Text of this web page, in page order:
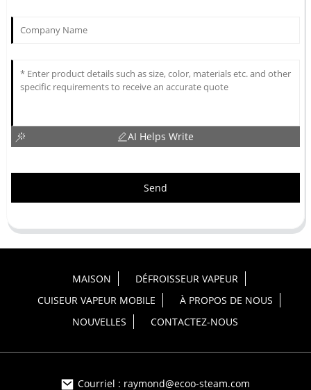
AI Helps Write
Send
MAISON
DÉFROISSEUR VAPEUR
CUISEUR VAPEUR MOBILE
À PROPOS DE NOUS
NOUVELLES
CONTACTEZ-NOUS
Courriel : raymond@ecoo-steam.com